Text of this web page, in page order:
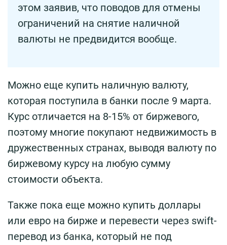
этом заявив, что поводов для отмены
ограничений на снятие наличной
валюты не предвидится вообще.
Можно еще купить наличную валюту,
которая поступила в банки после 9 марта.
Курс отличается на 8-15% от биржевого,
поэтому многие покупают недвижимость в
дружественных странах, выводя валюту по
биржевому курсу на любую сумму
стоимости объекта.
Также пока еще можно купить доллары
или евро на бирже и перевести через swift-
перевод из банка, который не под